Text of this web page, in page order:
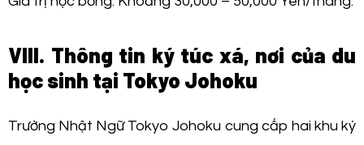
VIII. Thông tin ký túc xá, nơi của du
học sinh tại Tokyo Johoku
Trường Nhật Ngữ Tokyo Johoku cung cấp hai khu ký